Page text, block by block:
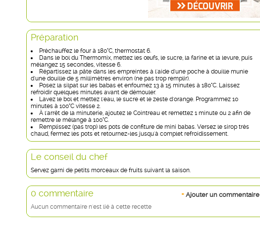
Préparation
Préchauffez le four à 180°C, thermostat 6.
Dans le bol du Thermomix, mettez les œufs, le sucre, la farine et la levure, puis
mélangez 15 secondes, vitesse 6.
Répartissez la pâte dans les empreintes à l'aide d'une poche à douille munie
d'une douille de 5 millimètres environ (ne pas trop remplir).
Posez la silpat sur les babas et enfournez 13 à 15 minutes à 180°C. Laissez
refroidir quelques minutes avant de démouler.
Lavez le bol et mettez l'eau, le sucre et le zeste d'orange. Programmez 10
minutes à 100°C vitesse 2.
À l'arrêt de la minuterie, ajoutez le Cointreau et remettez 1 minute ou 2 afin de
remettre le mélange à 100°C.
Remplissez (pas trop) les pots de confiture de mini babas. Versez le sirop très
chaud, fermez les pots et retournez-les jusqu'à complet refroidissement.
Le conseil du chef
Servez garni de petits morceaux de fruits suivant la saison.
+ Ajouter un commentaire
0 commentaire
Aucun commentaire n'est lié à cette recette